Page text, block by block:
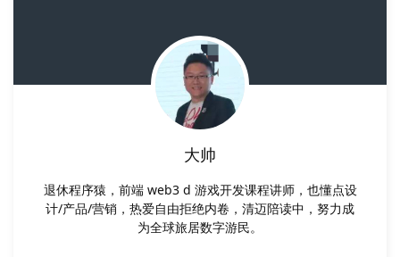
大帅
退休程序猿，前端 web3 d 游戏开发课程讲师，也懂点设
计/产品/营销，热爱自由拒绝内卷，清迈陪读中，努力成
为全球旅居数字游民。